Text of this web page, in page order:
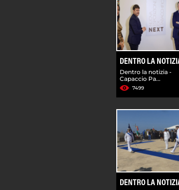
DENTRO LA
Dentro la notizia -
Capaccio Pa...
7499
DENTRO LA